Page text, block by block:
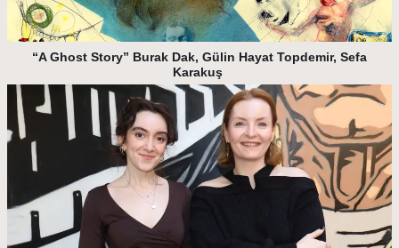
“A Ghost Story” Burak Dak, Gülin Hayat Topdemir, Sefa
Karakuş